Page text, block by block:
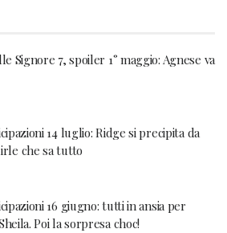
Signore 7, spoiler 1° maggio: Agnese va
14 luglio: Ridge si precipita da
che sa tutto
16 giugno: tutti in ansia per
Poi la sorpresa choc!